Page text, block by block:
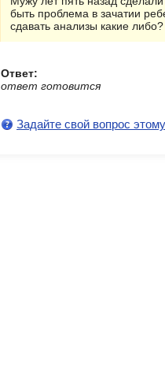
быть проблема в зачатии
сдавать анализы какие либо?
Ответ:
ответ готовится
Задайте свой вопрос